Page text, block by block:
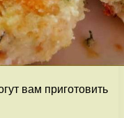
вам приготовить